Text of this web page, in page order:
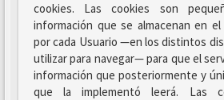
cookies. Las cookies son
información que se almacenan en
por cada Usuario —en los distintos
utilizar para navegar— para que el
información que posteriormente y
que la implementó leerá. Las